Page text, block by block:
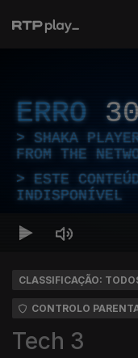
ERRO
SHAKA
FROM THE
ESTE
INDISPONÍVEL
CLASSIFICAÇÃO:
CONTROLO
Tech 3